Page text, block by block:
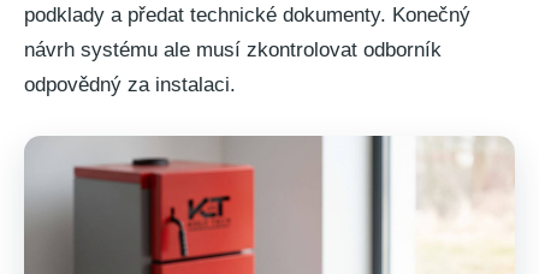
podklady a předat technické dokumenty. Konečný
návrh systému ale musí zkontrolovat odborník
odpovědný za instalaci.